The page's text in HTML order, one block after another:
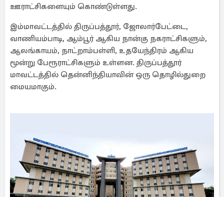
ஊராட்சிகளையும் கொண்டுள்ளது.
இம்மாவட்டத்தில் திருப்பத்தூர், ஜோலார்பேட்டை,
வாணியம்பாடி, ஆம்பூர் ஆகிய நான்கு நகராட்சிகளும்,
ஆலங்காயம், நாட்றாம்பள்ளி, உதயேந்திரம் ஆகிய
மூன்று பேரூராட்சிகளும் உள்ளன. திருப்பத்தூர்
மாவட்டத்தில் தென்னிந்தியாவின் ஒரு தொழில்துறை
மையமாகும்.